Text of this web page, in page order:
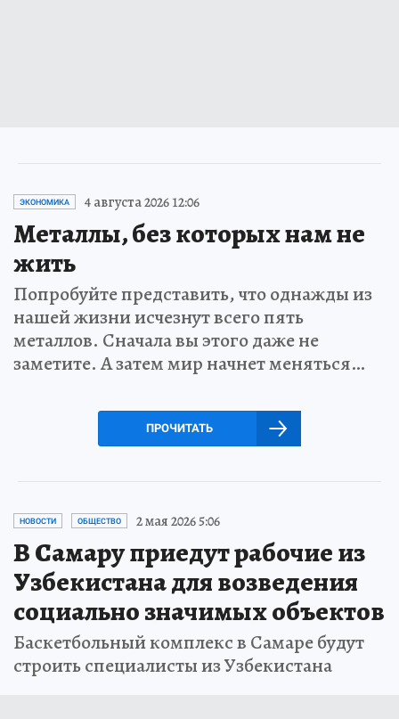
ЭКОНОМИКА 4 августа 2026 12:06
Металлы, без которых нам не
жить
Попробуйте представить, что однажды из
нашей жизни исчезнут всего пять
металлов. Сначала вы этого даже не
заметите. А затем мир начнет меняться…
ПРОЧИТАТЬ
НОВОСТИ ОБЩЕСТВО 2 мая 2026 5:06
В Самару приедут рабочие из
Узбекистана для возведения
социально значимых объектов
Баскетбольный комплекс в Самаре будут
строить специалисты из Узбекистана